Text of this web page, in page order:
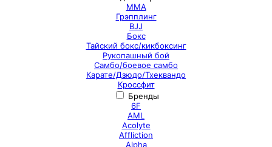
ММА
Грэпплинг
BJJ
Бокс
Тайский бокс/кикбоксинг
Рукопашный бой
Самбо/боевое самбо
Карате/Дзюдо/Тхеквандо
Кроссфит
Бренды
6F
AML
Acolyte
Affliction
Alpha